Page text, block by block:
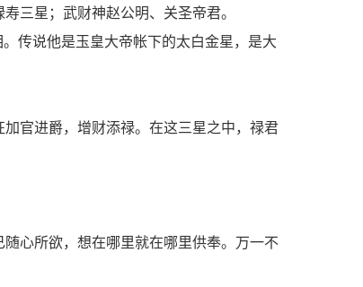
三星；武财神赵公明、关圣帝君。
传说他是玉皇大帝帐下的太白金星，是大
官进爵，增财添禄。在这三星之中，禄君
心所欲，想在哪里就在哪里供奉。万一不